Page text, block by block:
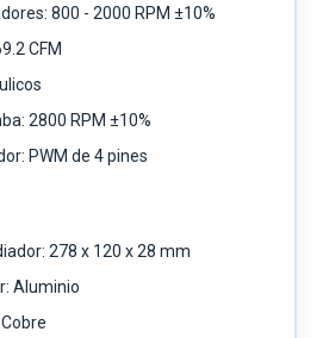
800 - 2000 RPM ±10%
CFM
2800 RPM ±10%
PWM de 4 pines
278 x 120 x 28 mm
Aluminio